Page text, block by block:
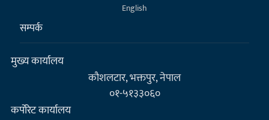
English
सम्पर्क
मुख्य कार्यालय
कौशलटार, भक्तपुर, नेपाल
०१-५१३३०६०
कर्पाेरेट कार्यालय